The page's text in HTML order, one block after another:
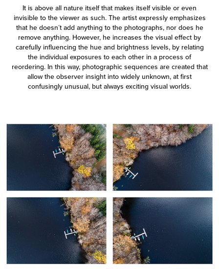
It is above all nature itself that makes itself visible or even
invisible to the viewer as such. The artist expressly emphasizes
that he doesn´t add anything to the photographs, nor does he
remove anything. However, he increases the visual effect by
carefully influencing the hue and brightness levels, by relating
the individual exposures to each other in a process of
reordering. In this way, photographic sequences are created that
allow the observer insight into widely unknown, at first
confusingly unusual, but always exciting visual worlds.